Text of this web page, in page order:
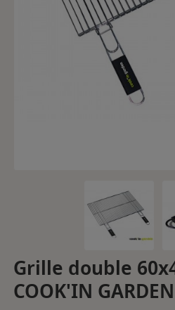
Grille double
COOK'IN GARDEN